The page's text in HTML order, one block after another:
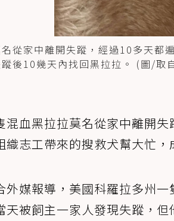
從家中離開失蹤，經過10多天都
後10幾天內找回黑拉拉。 (圖/取
混血黑拉拉莫名從家中離開
織志工帶來的搜救犬幫大忙，
外媒報導，美國科羅拉多州
天被飼主一家人發現失蹤，